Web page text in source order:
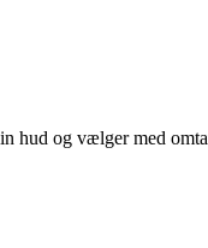
og vælger med